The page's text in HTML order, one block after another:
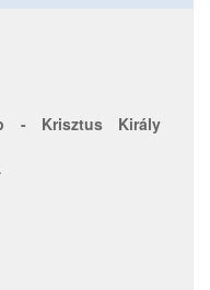
- Krisztus Király